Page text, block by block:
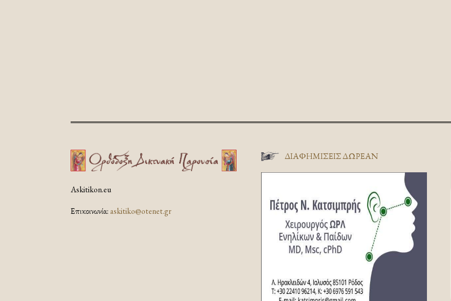
Askitikon.eu
Επικοινωνία:askitiko@otenet.gr
ΔΙΑΦΗΜΊΣΕΙΣ ΔΩΡΕΆΝ